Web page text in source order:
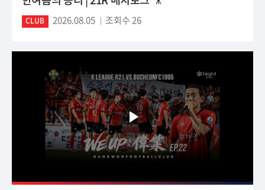
CLUB 2026.08.05 조회수 26